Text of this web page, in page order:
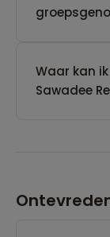
Waar kan
Sawadee